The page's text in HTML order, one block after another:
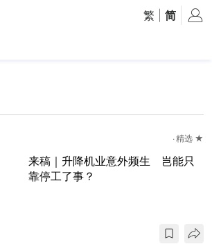
繁 简
精选 ★
来稿｜升降机业意外频生 岂能只
靠停工了事？